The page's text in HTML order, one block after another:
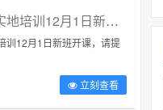
2022年迅维实地培训12月1日新班开课
训12月1日新班开课，请提
立刻查看